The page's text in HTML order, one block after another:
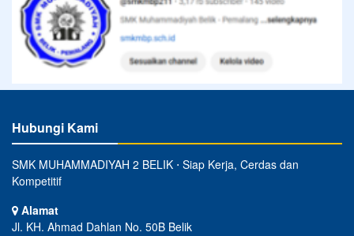
Hubungi Kami
SMK MUHAMMADIYAH 2 BELIK ⋅ Siap Kerja, Cerdas dan
Kompetitif
Alamat
Jl. KH. Ahmad Dahlan No. 50B Belik